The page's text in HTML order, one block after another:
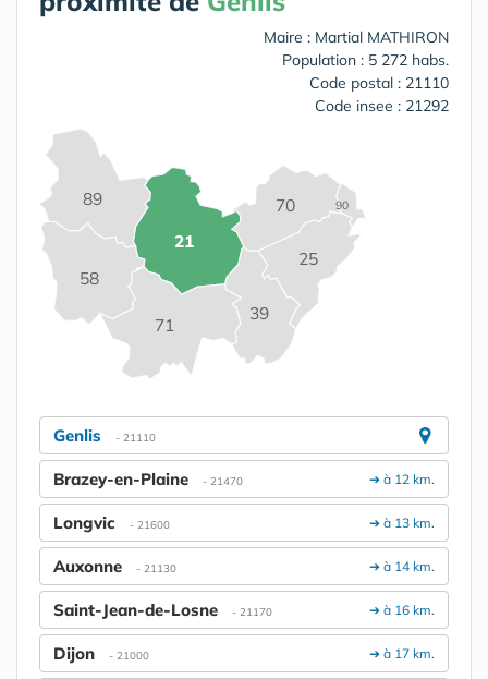
Maire : Martial MATHIRON
Population : 5 272 habs.
Code postal : 21110
Code insee : 21292
21
25
39
58
70
71
89 90
Genlis - 21110
➔ à 12 km.
Brazey-en-Plaine - 21470
➔ à 13 km.
Longvic - 21600
➔ à 14 km.
Auxonne - 21130
➔ à 16 km.
Saint-Jean-de-Losne - 21170
➔ à 17 km.
Dijon - 21000